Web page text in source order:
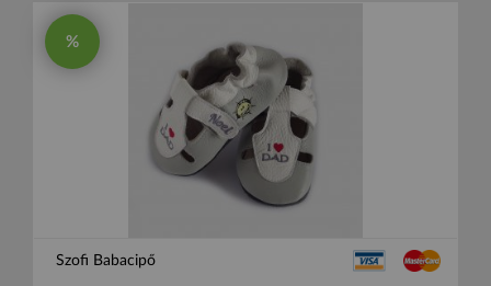
%
Szofi Babacipő